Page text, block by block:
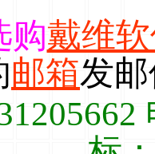
购戴维
邮箱发